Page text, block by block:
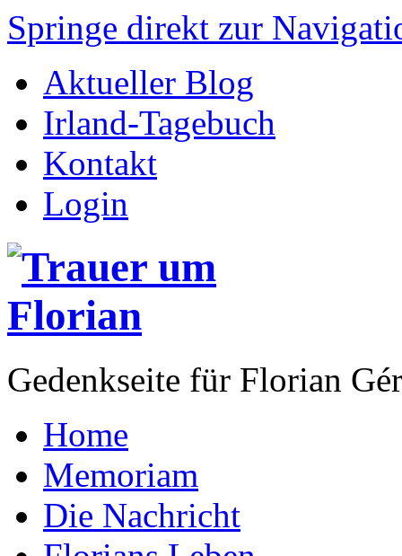
Springe direkt zur
Aktueller Blog
Irland-Tagebuch
Kontakt
Login
Gedenkseite für Florian
Home
Memoriam
Die Nachricht